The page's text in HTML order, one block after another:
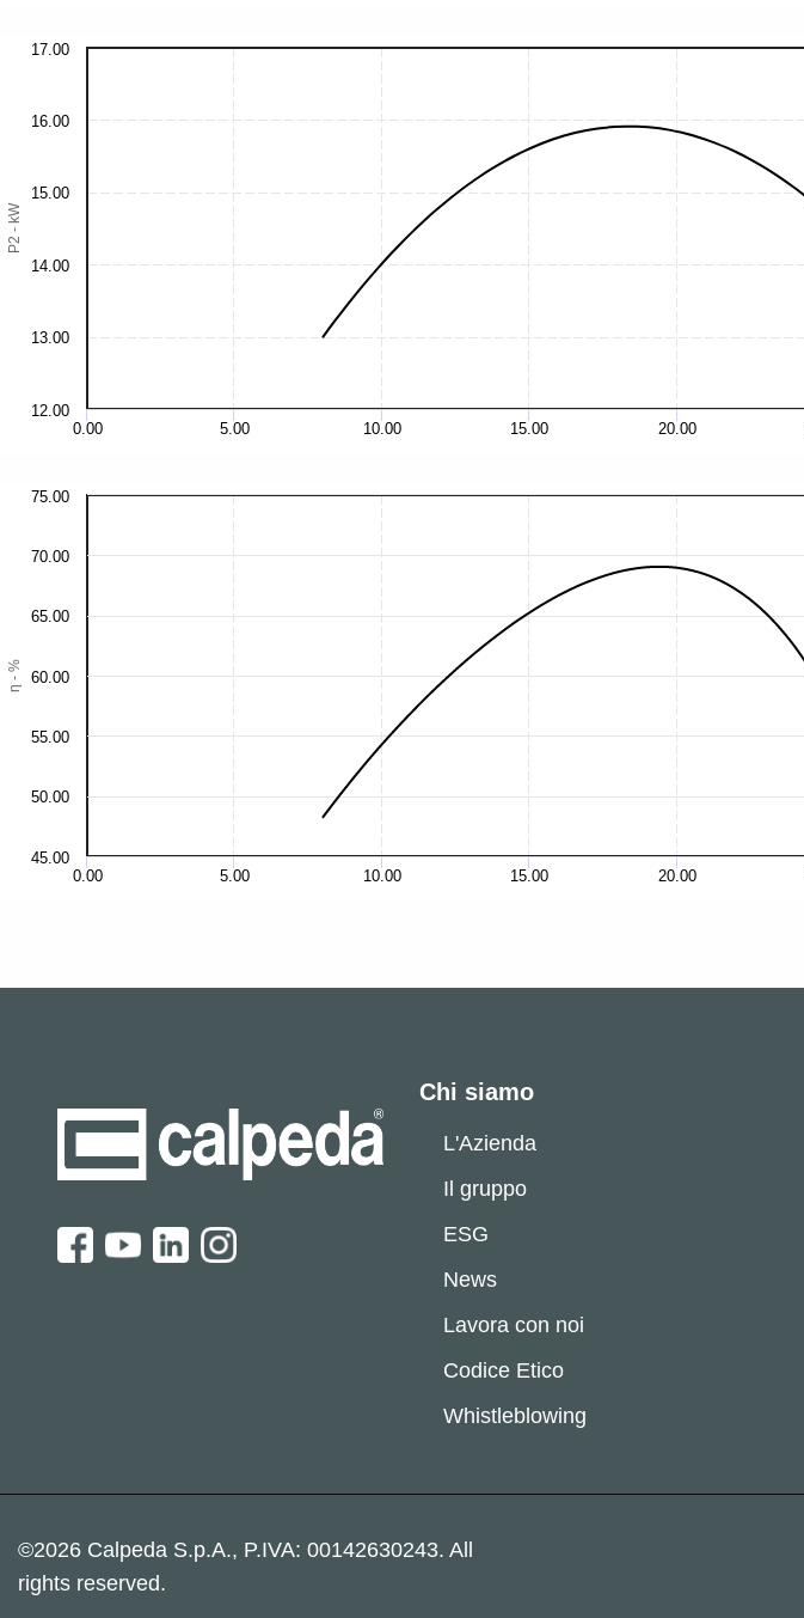
P2 - kW
0.00 5.00 10.00 15.00 20.00
13.00
14.00
15.00
16.00
12.00
17.00
η - %
0.00 5.00 10.00 15.00 20.00
45.00
50.00
55.00
60.00
65.00
70.00
75.00
Chi siamo
L'Azienda
Il gruppo
ESG
News
Lavora con noi
Codice Etico
Whistleblowing
©2026 Calpeda S.p.A., P.IVA: 00142630243. All
rights reserved.